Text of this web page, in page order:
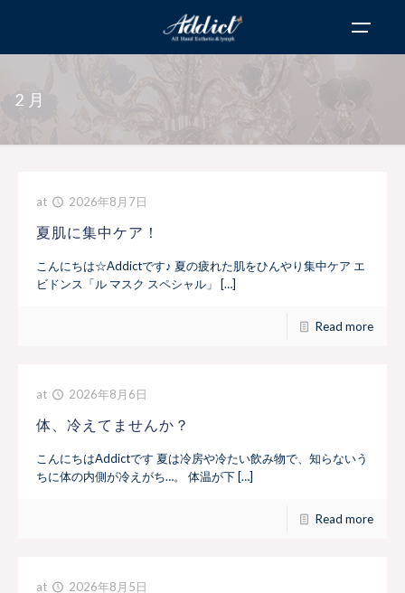
2月
at 2026年8月7日
夏肌に集中ケア！
こんにちは☆Addictです♪ 夏の疲れた肌をひんやり集中ケア エ
ビドンス「ル マスク スペシャル」 […]
Read more
at 2026年8月6日
体、冷えてませんか？
こんにちはAddictです 夏は冷房や冷たい飲み物で、知らないう
ちに体の内側が冷えがち…。 体温が下 […]
Read more
at 2026年8月5日